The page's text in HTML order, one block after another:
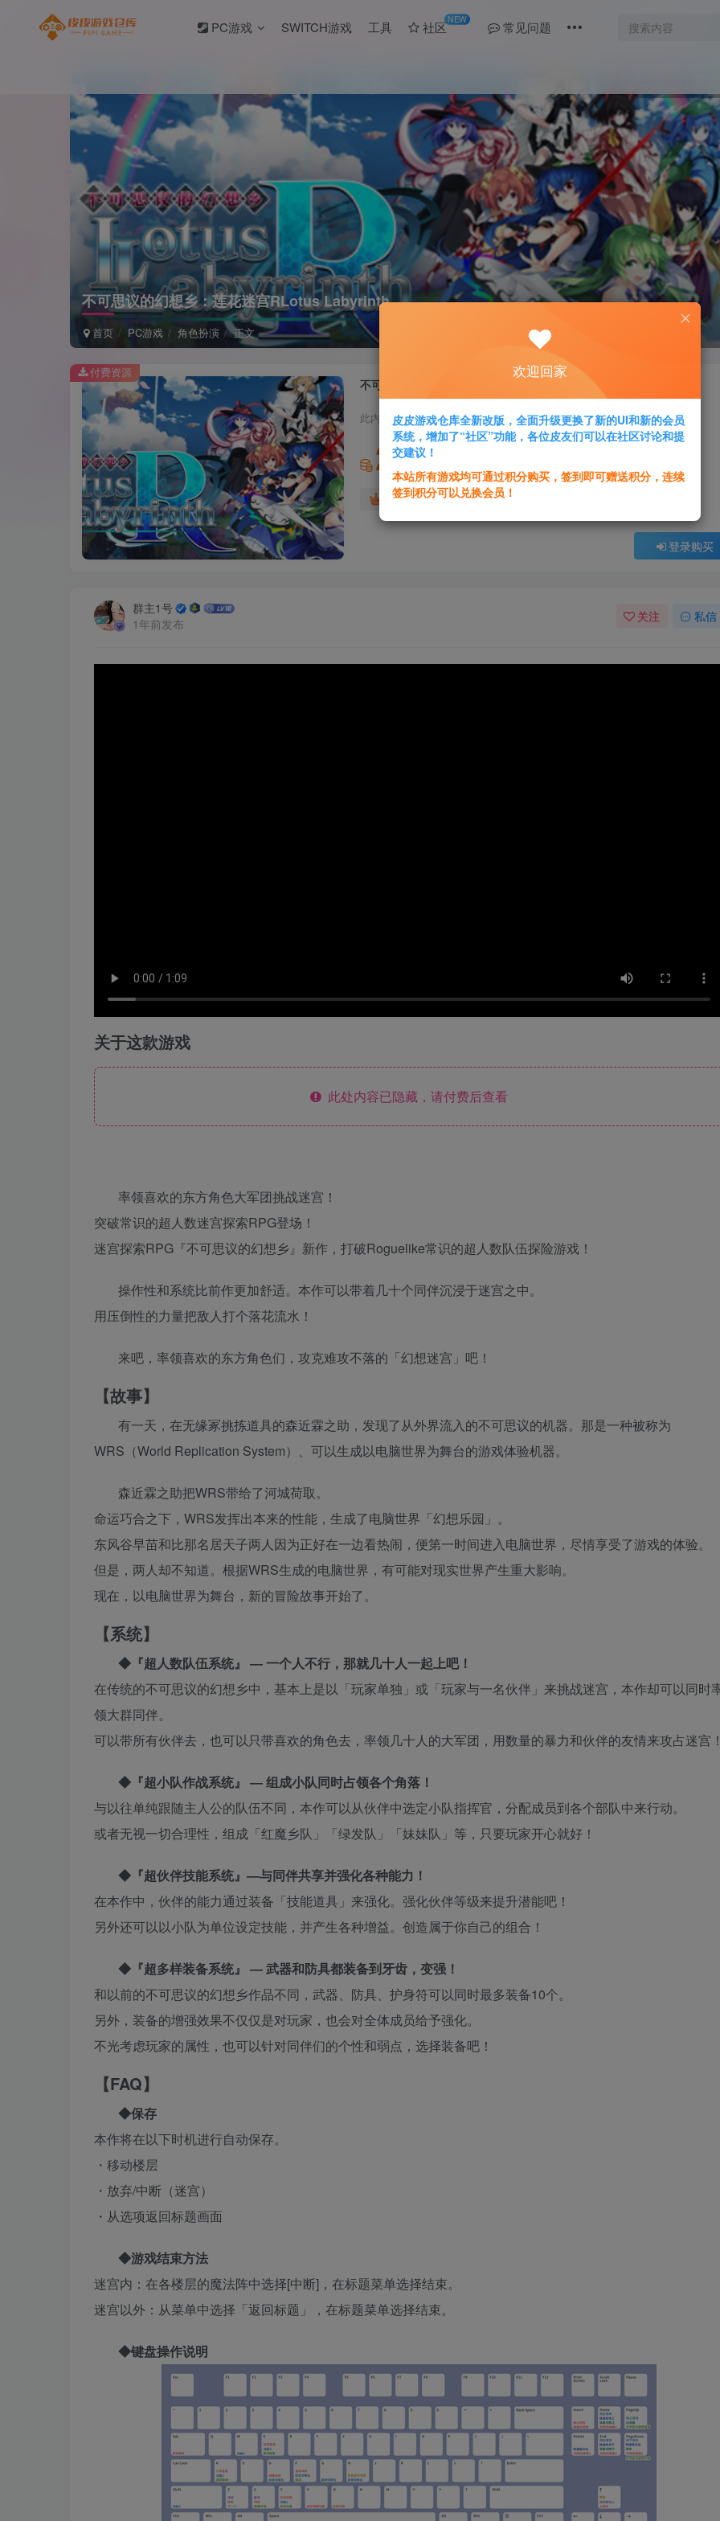
PC游戏 SWITCH游戏 工具 社区NEW 常见问题
不可思议的幻想乡：莲花迷宫RLotus Labyrinth
首页 PC游戏 角色扮演 正文
不可思议的幻想乡：莲花迷宫RLotus Labyrinth
此内容为付费资源，请付费后查看
2
黄金会员免费 超级会员
登录购买
付费资源
群主1号
1年前发布
关注 私信
关于这款游戏
此处内容已隐藏，请付费后查看
率领喜欢的东方角色大军团挑战迷宫！
突破常识的超人数迷宫探索RPG登场！
迷宫探索RPG『不可思议的幻想乡』新作，打破Roguelike常识的超人数队伍探险游戏！
操作性和系统比前作更加舒适。本作可以带着几十个同伴沉浸于迷宫之中。
用压倒性的力量把敌人打个落花流水！
来吧，率领喜欢的东方角色们，攻克难攻不落的「幻想迷宫」吧！
【故事】
有一天，在无缘冢挑拣道具的森近霖之助，发现了从外界流入的不可思议的机器。那是一种被称为
WRS（World Replication System）、可以生成以电脑世界为舞台的游戏体验机器。
森近霖之助把WRS带给了河城荷取。
命运巧合之下，WRS发挥出本来的性能，生成了电脑世界「幻想乐园」。
东风谷早苗和比那名居天子两人因为正好在一边看热闹，便第一时间进入电脑世界，尽情享受了游戏的体验。
但是，两人却不知道。根据WRS生成的电脑世界，有可能对现实世界产生重大影响。
现在，以电脑世界为舞台，新的冒险故事开始了。
【系统】
◆『超人数队伍系统』 ― 一个人不行，那就几十人一起上吧！
在传统的不可思议的幻想乡中，基本上是以「玩家单独」或「玩家与一名伙伴」来挑战迷宫，本作却可以同时
领大群同伴。
可以带所有伙伴去，也可以只带喜欢的角色去，率领几十人的大军团，用数量的暴力和伙伴的友情来攻占迷宫
◆『超小队作战系统』 ― 组成小队同时占领各个角落！
与以往单纯跟随主人公的队伍不同，本作可以从伙伴中选定小队指挥官，分配成员到各个部队中来行动。
或者无视一切合理性，组成「红魔乡队」「绿发队」「妹妹队」等，只要玩家开心就好！
◆『超伙伴技能系统』—与同伴共享并强化各种能力！
在本作中，伙伴的能力通过装备「技能道具」来强化。强化伙伴等级来提升潜能吧！
另外还可以以小队为单位设定技能，并产生各种增益。创造属于你自己的组合！
◆『超多样装备系统』 — 武器和防具都装备到牙齿，变强！
和以前的不可思议的幻想乡作品不同，武器、防具、护身符可以同时最多装备10个。
另外，装备的增强效果不仅仅是对玩家，也会对全体成员给予强化。
不光考虑玩家的属性，也可以针对同伴们的个性和弱点，选择装备吧！
【FAQ】
◆保存
本作将在以下时机进行自动保存。
・移动楼层
・放弃/中断（迷宫）
・从选项返回标题画面
◆游戏结束方法
迷宫内：在各楼层的魔法阵中选择[中断]，在标题菜单选择结束。
迷宫以外：从菜单中选择「返回标题」，在标题菜单选择结束。
◆键盘操作说明
欢迎回家
皮皮游戏仓库全新改版，全面升级更换了新的UI和新的会员
系统，增加了“社区”功能，各位皮友们可以在社区讨论和提
交建议！
本站所有游戏均可通过积分购买，签到即可赠送积分，连续
签到积分可以兑换会员！